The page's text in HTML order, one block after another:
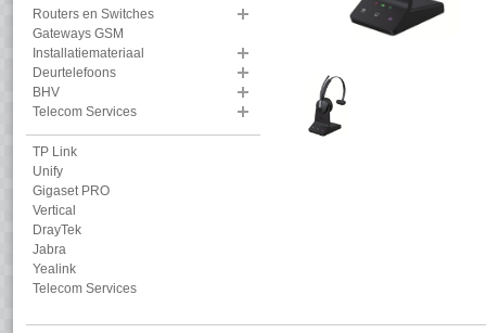
Routers en Switches
Gateways GSM
Installatiemateriaal
Deurtelefoons
BHV
Telecom Services
TP Link
Unify
Gigaset PRO
Vertical
DrayTek
Jabra
Yealink
Telecom Services